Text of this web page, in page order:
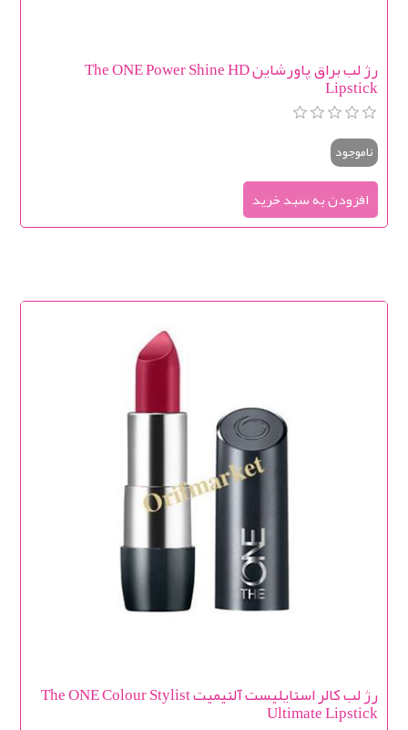
رژ لب براق پاورشاین The ONE Power Shine HD
Lipstick
ناموجود
رژ لب کالر استایلیست آلتیمیت The ONE Colour Stylist
Ultimate Lipstick